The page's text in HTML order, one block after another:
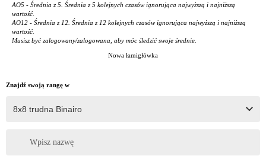
AO5 - Średnia z 5. Średnia z 5 kolejnych czasów ignorująca najwyższą i najniższą
wartość.
AO12 - Średnia z 12. Średnia z 12 kolejnych czasów ignorująca najwyższą i najniższą
wartość.
Musisz być zalogowany/zalogowana, aby móc śledzić swoje średnie.
Nowa łamigłówka
Znajdź swoją rangę w
Wpisz nazwę